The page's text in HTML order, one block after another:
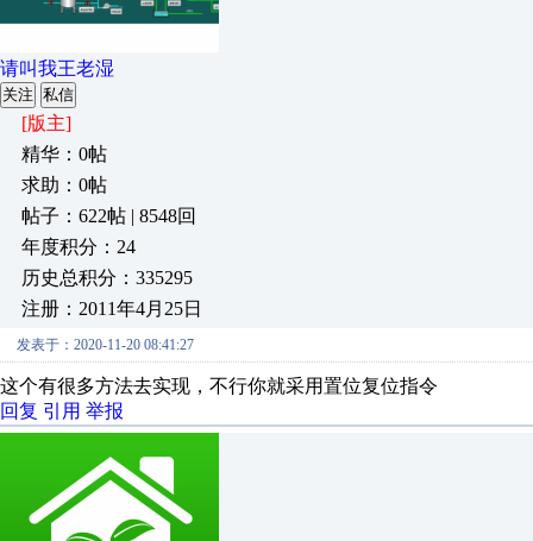
请叫我王老湿
关注 私信
[版主]
精华：0帖
求助：0帖
帖子：622帖 | 8548回
年度积分：24
历史总积分：335295
注册：2011年4月25日
发表于：2020-11-20 08:41:27
这个有很多方法去实现，不行你就采用置位复位指令
回复 引用 举报